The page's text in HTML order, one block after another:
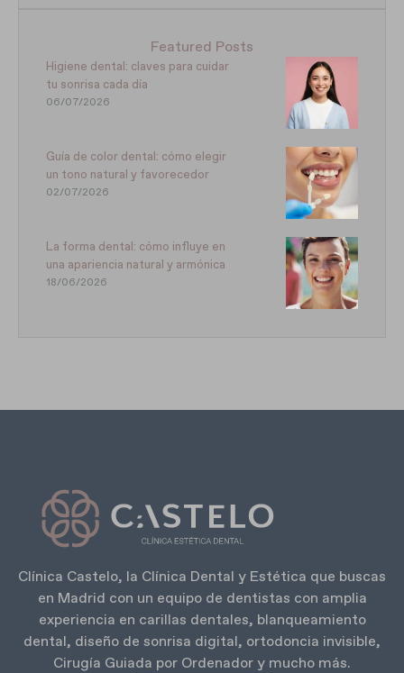
Featured Posts
Higiene dental: claves para cuidar
tu sonrisa cada día
06/07/2026
Guía de color dental: cómo elegir
un tono natural y favorecedor
02/07/2026
La forma dental: cómo influye en
una apariencia natural y armónica
18/06/2026
Clínica Castelo, la Clínica Dental y Estética que buscas
en Madrid con un equipo de dentistas con amplia
experiencia en carillas dentales, blanqueamiento
dental, diseño de sonrisa digital, ortodoncia invisible,
Cirugía Guiada por Ordenador y mucho más.